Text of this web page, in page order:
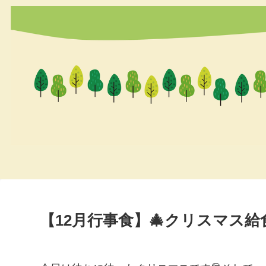
【12月行事食】🎄クリスマス給